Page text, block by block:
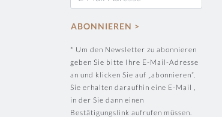
* Um den Newsletter zu abonnieren
geben Sie bitte Ihre E-Mail-Adresse
an und klicken Sie auf „abonnieren“.
Sie erhalten daraufhin eine E-Mail ,
in der Sie dann einen
Bestätigungslink aufrufen müssen.